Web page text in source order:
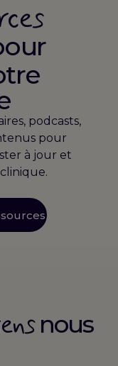
podcasts,
pour
à jour et
nous